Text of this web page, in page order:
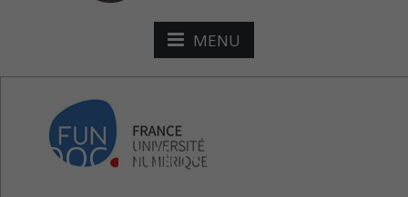
MENU
MOOC Philosophie et